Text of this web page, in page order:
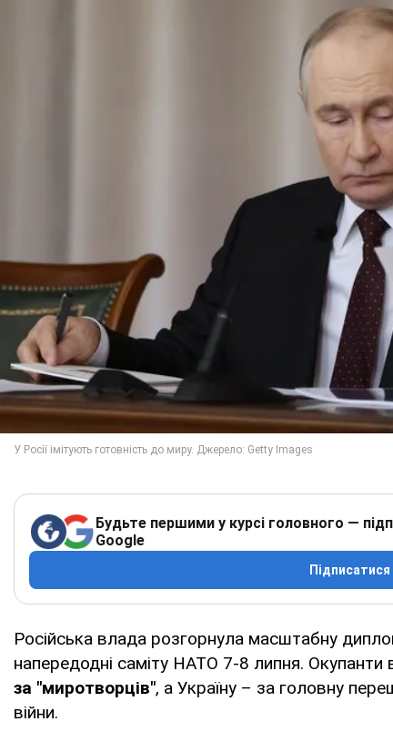
Будьте першими у курсі головного —
Google
Підписатися
Російська влада розгорнула масштабну
напередодні саміту НАТО 7-8 липня. Окупанти
за "миротворців", а Україну – за головну
війни.